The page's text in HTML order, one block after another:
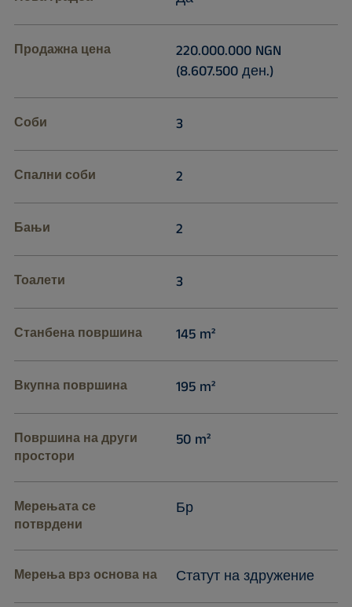
Продажна цена
220.000.000 NGN
(8.607.500 ден.)
Соби 3
Спални соби 2
Бањи 2
Тоалети 3
Станбена површина 145 m²
Вкупна површина 195 m²
Површина на други
простори
50 m²
Мерењата се
потврдени
Бр
Мерења врз основа на Статут на здружение